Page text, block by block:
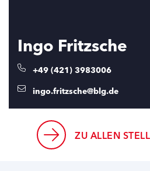
Ingo Fritzsche
+49 (421) 3983006
ingo.fritzsche@blg.de
ZU ALLEN